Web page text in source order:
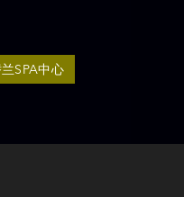
SPA中心